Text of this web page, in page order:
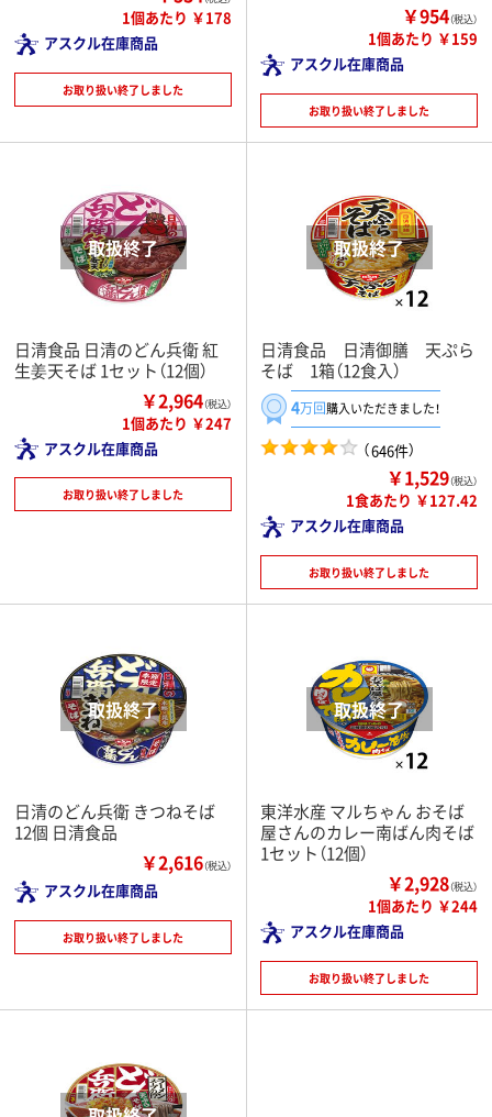
1個あたり ￥178
アスクル在庫商品
お取り扱い終了しました
￥954（税込）
1個あたり ￥159
アスクル在庫商品
お取り扱い終了しました
日清食品 日清のどん兵衛 紅
生姜天そば 1セット（12個）
￥2,964（税込）
1個あたり ￥247
アスクル在庫商品
お取り扱い終了しました
日清食品 日清御膳 天ぷら
そば 1箱（12食入）
4万回購入いただきました！
（646件）
￥1,529（税込）
1食あたり ￥127.42
アスクル在庫商品
お取り扱い終了しました
日清のどん兵衛 きつねそば
12個 日清食品
￥2,616（税込）
アスクル在庫商品
お取り扱い終了しました
東洋水産 マルちゃん おそば
屋さんのカレー南ばん肉そば
1セット（12個）
￥2,928（税込）
1個あたり ￥244
アスクル在庫商品
お取り扱い終了しました